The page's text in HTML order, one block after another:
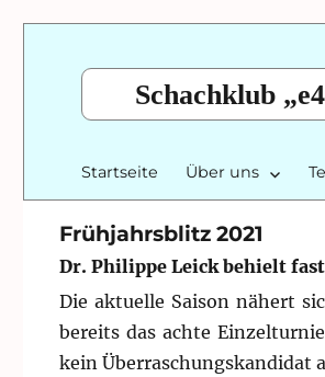
Schachklub
Startseite Über uns
Frühjahrsblitz 2021
Dr. Philippe Leick behielt
Die aktuelle Saison nähert
bereits das achte
kein Überraschungskandidat